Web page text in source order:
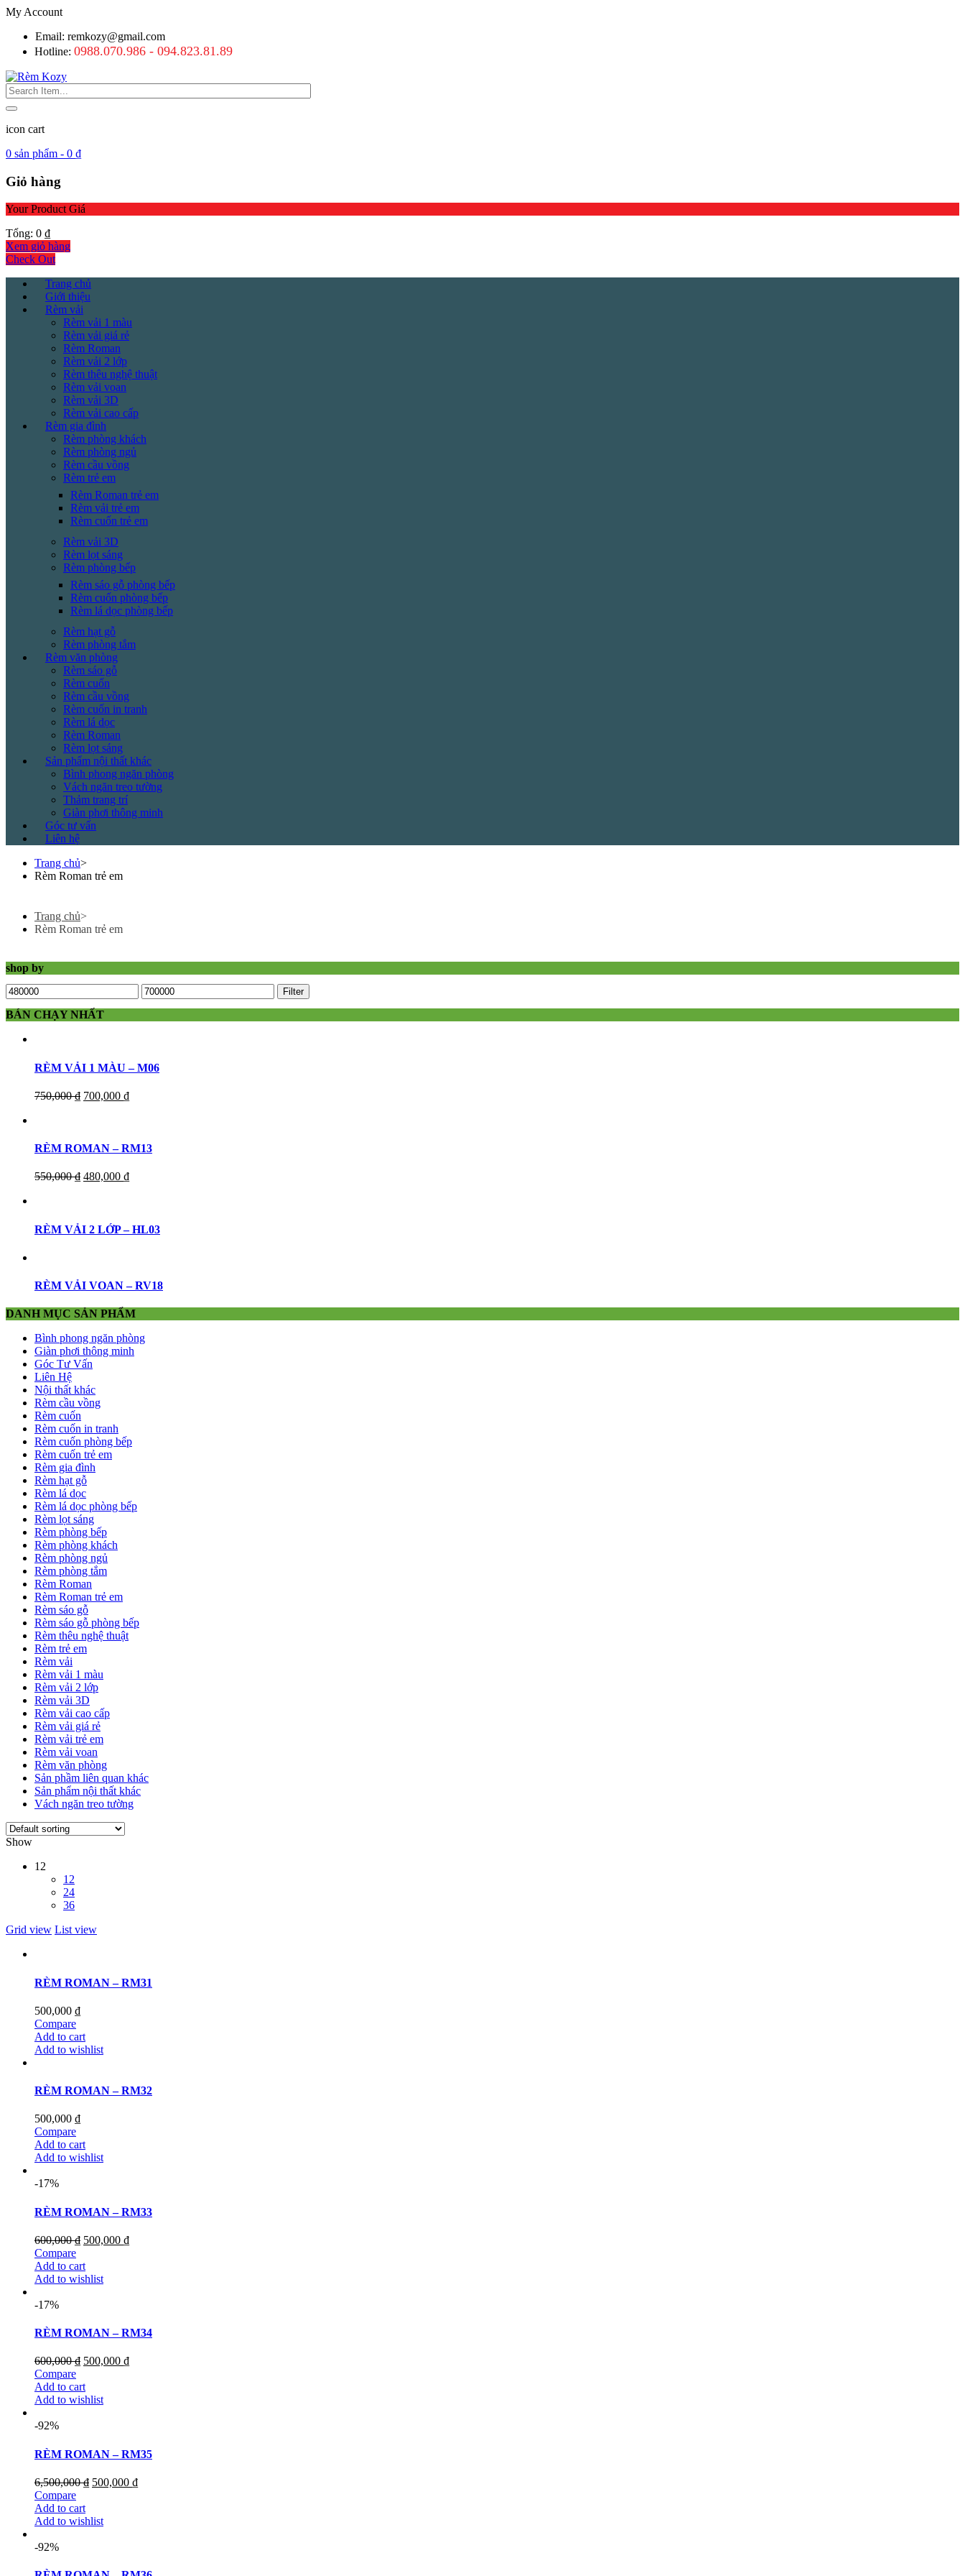
My Account
Email: remkozy@gmail.com
Hotline: 0988.070.986 - 094.823.81.89
icon cart
0 sản phẩm - 0 ₫
Giỏ hàng
Your Product Giá
Tổng: 0 ₫
Xem giỏ hàng
Check Out
Trang chủ
Giới thiệu
Rèm vải
Rèm vải 1 màu
Rèm vải giá rẻ
Rèm Roman
Rèm vải 2 lớp
Rèm thêu nghệ thuật
Rèm vải voan
Rèm vải 3D
Rèm vải cao cấp
Rèm gia đình
Rèm phòng khách
Rèm phòng ngủ
Rèm cầu vồng
Rèm trẻ em
Rèm Roman trẻ em
Rèm vải trẻ em
Rèm cuốn trẻ em
Rèm vải 3D
Rèm lọt sáng
Rèm phòng bếp
Rèm sáo gỗ phòng bếp
Rèm cuốn phòng bếp
Rèm lá dọc phòng bếp
Rèm hạt gỗ
Rèm phòng tắm
Rèm văn phòng
Rèm sáo gỗ
Rèm cuốn
Rèm cầu vồng
Rèm cuốn in tranh
Rèm lá dọc
Rèm Roman
Rèm lọt sáng
Sản phẩm nội thất khác
Bình phong ngăn phòng
Vách ngăn treo tường
Thảm trang trí
Giàn phơi thông minh
Góc tư vấn
Liên hệ
Trang chủ>
Rèm Roman trẻ em
Trang chủ>
Rèm Roman trẻ em
shop by
Filter
BÁN CHẠY NHẤT
RÈM VẢI 1 MÀU – M06
750,000₫ 700,000 ₫
RÈM ROMAN – RM13
550,000₫ 480,000 ₫
RÈM VẢI 2 LỚP – HL03
RÈM VẢI VOAN – RV18
DANH MỤC SẢN PHẨM
Bình phong ngăn phòng
Giàn phơi thông minh
Góc Tư Vấn
Liên Hệ
Nội thất khác
Rèm cầu vồng
Rèm cuốn
Rèm cuốn in tranh
Rèm cuốn phòng bếp
Rèm cuốn trẻ em
Rèm gia đình
Rèm hạt gỗ
Rèm lá dọc
Rèm lá dọc phòng bếp
Rèm lọt sáng
Rèm phòng bếp
Rèm phòng khách
Rèm phòng ngủ
Rèm phòng tắm
Rèm Roman
Rèm Roman trẻ em
Rèm sáo gỗ
Rèm sáo gỗ phòng bếp
Rèm thêu nghệ thuật
Rèm trẻ em
Rèm vải
Rèm vải 1 màu
Rèm vải 2 lớp
Rèm vải 3D
Rèm vải cao cấp
Rèm vải giá rẻ
Rèm vải trẻ em
Rèm vải voan
Rèm văn phòng
Sản phầm liên quan khác
Sản phẩm nội thất khác
Vách ngăn treo tường
Show
12
12
24
36
Grid view List view
RÈM ROMAN – RM31
500,000 ₫
Compare
Add to cart
Add to wishlist
RÈM ROMAN – RM32
500,000 ₫
Compare
Add to cart
Add to wishlist
-17%
RÈM ROMAN – RM33
600,000₫ 500,000 ₫
Compare
Add to cart
Add to wishlist
-17%
RÈM ROMAN – RM34
600,000₫ 500,000 ₫
Compare
Add to cart
Add to wishlist
-92%
RÈM ROMAN – RM35
6,500,000₫ 500,000 ₫
Compare
Add to cart
Add to wishlist
-92%